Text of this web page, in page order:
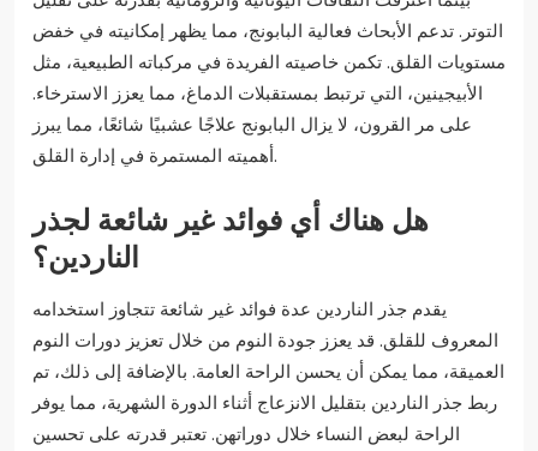
التوتر. تدعم الأبحاث فعالية البابونج، مما يظهر إمكانيته في خفض
مستويات القلق. تكمن خاصيته الفريدة في مركباته الطبيعية، مثل
الأبيجينين، التي ترتبط بمستقبلات الدماغ، مما يعزز الاسترخاء.
على مر القرون، لا يزال البابونج علاجًا عشبيًا شائعًا، مما يبرز
أهميته المستمرة في إدارة القلق.
هل هناك أي فوائد غير شائعة لجذر
الناردين؟
يقدم جذر الناردين عدة فوائد غير شائعة تتجاوز استخدامه
المعروف للقلق. قد يعزز جودة النوم من خلال تعزيز دورات النوم
العميقة، مما يمكن أن يحسن الراحة العامة. بالإضافة إلى ذلك، تم
ربط جذر الناردين بتقليل الانزعاج أثناء الدورة الشهرية، مما يوفر
الراحة لبعض النساء خلال دوراتهن. تعتبر قدرته على تحسين